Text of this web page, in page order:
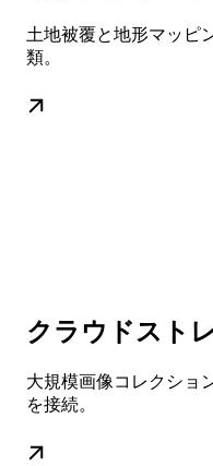
土地被覆と地形マッピ
類。
クラウドスト
大規模画像コレクショ
を接続。